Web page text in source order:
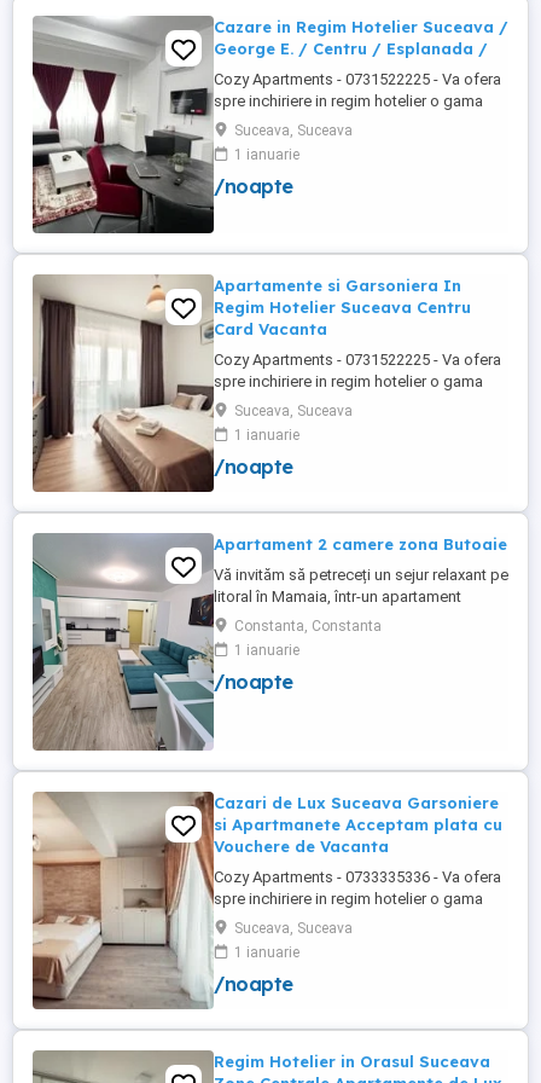
Cazare in Regim Hotelier Suceava /
George E. / Centru / Esplanada /
Cozy Apartments - 0731522225 - Va ofera
spre inchiriere in regim hotelier o gama
variata de apartamente si garsoniere
situate in puncte cheie ale orasului
Suceava: Bulevardul George Enescu. In
centrul Orasului pe Esplanada langa
Suceava, Suceava
1 ianuarie
/noapte
Apartamente si Garsoniera In
Regim Hotelier Suceava Centru
Card Vacanta
Cozy Apartments - 0731522225 - Va ofera
spre inchiriere in regim hotelier o gama
variata de apartamente si garsoniere
situate in puncte cheie ale orasului
Suceava: Bulevardul George Enescu. In
centrul Orasului pe Esplanada langa
Zamca Burdujeni Ipotesti Pentru ...
Suceava, Suceava
1 ianuarie
/noapte
Apartament 2 camere zona Butoaie
Vă invităm să petreceți un sejur relaxant pe
litoral în Mamaia, într-un apartament
modern, situat în complexul Moonlight,
Residence, zona centrală una dintre cele
mai căutate locații din stațiune. Locație
excelentă la doar câțiva pași de plajă,
Constanta, Constanta
1 ianuarie
/noapte
Cazari de Lux Suceava Garsoniere
si Apartmanete Acceptam plata cu
Vouchere de Vacanta
Cozy Apartments - 0733335336 - Va ofera
spre inchiriere in regim hotelier o gama
variata de apartamente si garsoniere
situate in puncte cheie ale orasului
Suceava: Bulevardul George Enescu.
Kaufland George Enescu In centrul
Zamca Bulevardul 1 Mai Obcini Bulevardul
Suceava, Suceava
1 ianuarie
/noapte
Regim Hotelier in Orasul Suceava